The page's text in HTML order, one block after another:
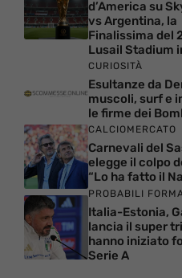
d’America su
vs Argentina, la
Finalissima del
Lusail Stadium
CURIOSITÀ
Esultanze da
muscoli, surf e
le firme dei
CALCIOMERCATO
Carnevali del
elegge il colpo
“Lo ha fatto il
PROBABILI
Italia-Estonia,
lancia il super
hanno iniziato
Serie A